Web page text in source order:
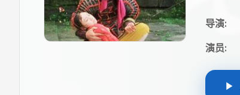
导演:
演员: